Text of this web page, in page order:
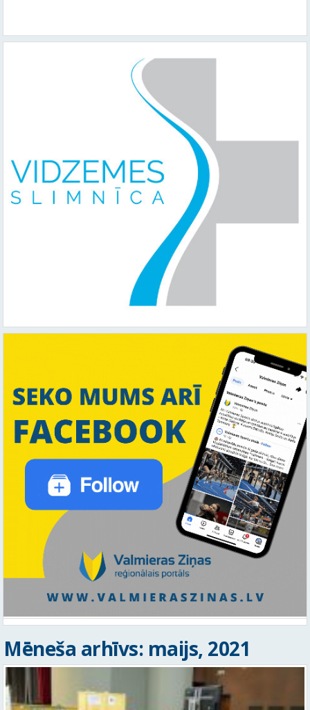
Mēneša arhīvs: maijs, 2021